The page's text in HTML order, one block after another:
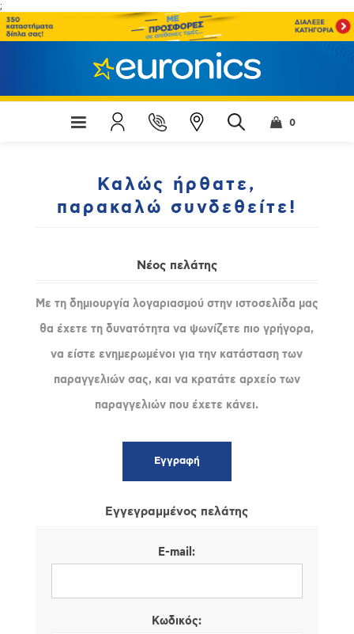
;
0
Καλώς ήρθατε,
παρακαλώ συνδεθείτε!
Νέος πελάτης
Με τη δημιουργία λογαριασμού στην ιστοσελίδα μας
θα έχετε τη δυνατότητα να ψωνίζετε πιο γρήγορα,
να είστε ενημερωμένοι για την κατάσταση των
παραγγελιών σας, και να κρατάτε αρχείο των
παραγγελιών που έχετε κάνει.
Εγγεγραμμένος πελάτης
E-mail:
Κωδικός: